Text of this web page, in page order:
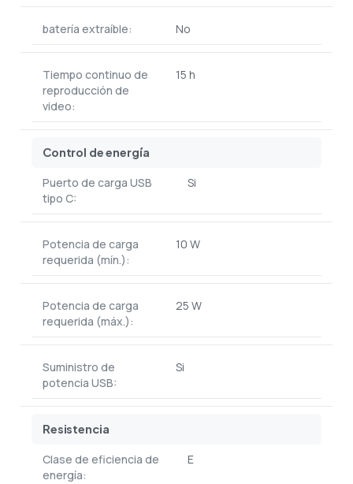
batería extraíble: No
Tiempo continuo de
reproducción de
video:
15 h
Control de energía
Puerto de carga USB
tipo C:
Si
Potencia de carga
requerida (mín.):
10 W
Potencia de carga
requerida (máx.):
25 W
Suministro de
potencia USB:
Si
Resistencia
Clase de eficiencia de
energía:
E